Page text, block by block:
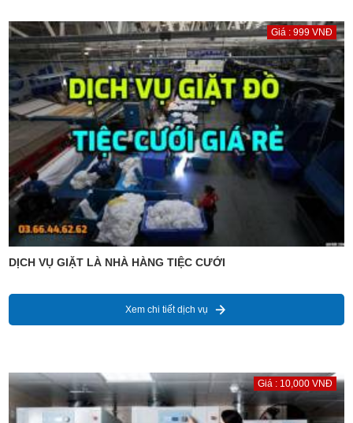
Giá : 999 VNĐ
DỊCH VỤ GIẶT LÀ NHÀ HÀNG TIỆC CƯỚI
Xem chi tiết dịch vụ
Giá : 10,000 VNĐ